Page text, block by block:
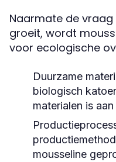
Naarmate de
groeit, wordt
voor ecologische
Duurzame
biologisch
materialen is
mousseline